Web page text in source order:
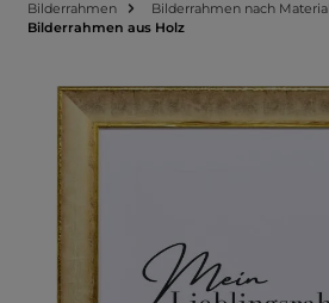
Bilderrahmen
Bilderrahmen nach Material
Bilderrahmen aus Holz
Bildergalerie überspringen